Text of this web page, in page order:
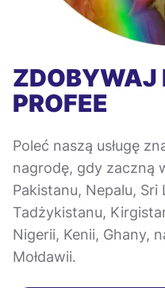
ZDOBYWAJ
PROFEE
Poleć naszą usługę
nagrodę, gdy zaczną
Pakistanu, Nepalu,
Tadżykistanu,
Nigerii, Kenii, Ghany,
Mołdawii.